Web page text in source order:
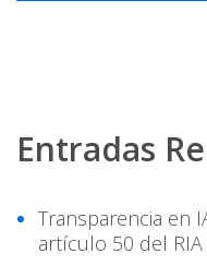
Navegación
entradas
Entradas
Transparencia en
artículo 50 del RIA